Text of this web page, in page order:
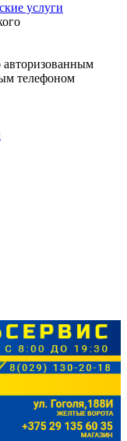
услуги
авторизованным
телефоном